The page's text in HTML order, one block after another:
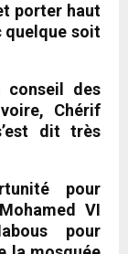
porter haut
quelque soit
conseil des
Chérif
dit très
pour
VI
pour